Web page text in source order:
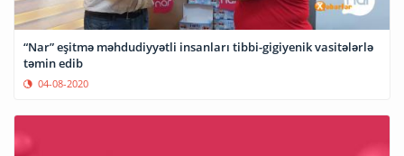
“Nar” eşitmə məhdudiyyətli insanları tibbi-gigiyenik vasitələrlə
təmin edib
04-08-2020